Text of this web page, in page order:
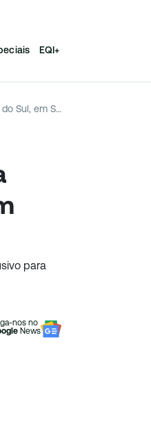
EQI+
Soho House inaugura primeira unidade na América do Sul, em São Paulo
para
nos no
News